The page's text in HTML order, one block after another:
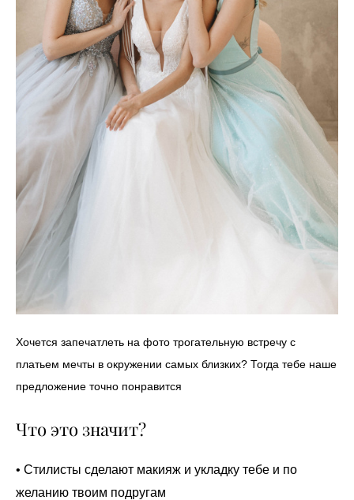
Хочется запечатлеть на фото трогательную встречу с
платьем мечты в окружении самых близких? Тогда тебе наше
предложение точно понравится
Что это значит?
• Стилисты сделают макияж и укладку тебе и по
желанию твоим подругам